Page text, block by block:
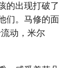
的出现打破了
们。马修的面
动，米尔